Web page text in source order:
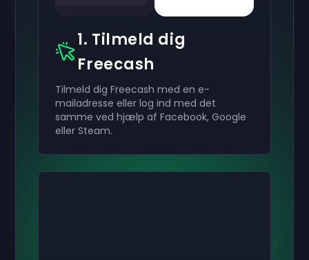
1. Tilmeld dig
Freecash
Tilmeld dig Freecash med en e-
mailadresse eller log ind med det
samme ved hjælp af Facebook, Google
eller Steam.